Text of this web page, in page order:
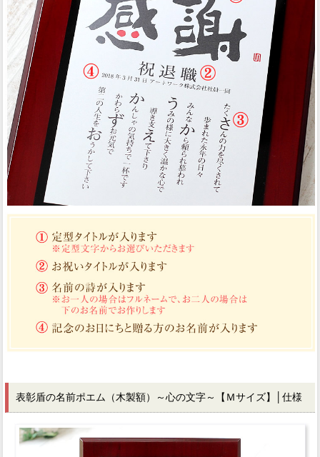
表彰盾の名前ポエム（木製額）～心の文字～【Ｍサイズ】│仕様